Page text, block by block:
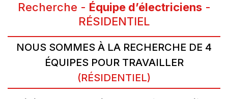
Recherche - Équipe d’électriciens-
RÉSIDENTIEL
NOUS SOMMES À LA RECHERCHE DE 4
ÉQUIPES POUR TRAVAILLER
(RÉSIDENTIEL)